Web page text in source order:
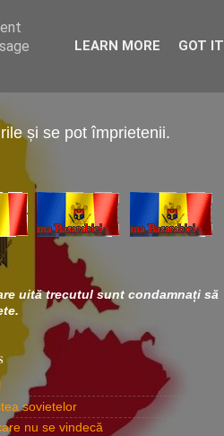
și se pot împrietenii.
uită trecutul sunt condamnați să
sovietelor
nu se vindecă
LEARN MORE GOT IT